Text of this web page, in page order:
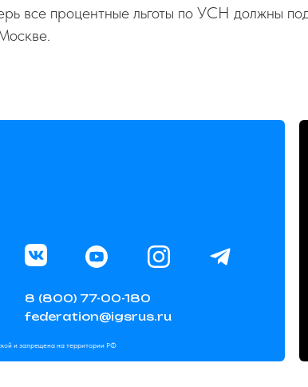
все процентные льготы по УСН должны
8 (800) 77-00-180
federation@igsrus.ru
и запрещена на территории РФ